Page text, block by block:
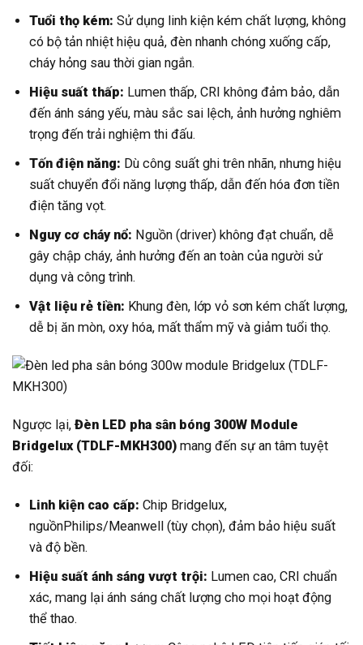
Tuổi thọ kém: Sử dụng linh kiện kém chất lượng, không
có bộ tản nhiệt hiệu quả, đèn nhanh chóng xuống cấp,
cháy hỏng sau thời gian ngắn.
Hiệu suất thấp: Lumen thấp, CRI không đảm bảo, dẫn
đến ánh sáng yếu, màu sắc sai lệch, ảnh hưởng nghiêm
trọng đến trải nghiệm thi đấu.
Tốn điện năng: Dù công suất ghi trên nhãn, nhưng hiệu
suất chuyển đổi năng lượng thấp, dẫn đến hóa đơn tiền
điện tăng vọt.
Nguy cơ cháy nổ: Nguồn (driver) không đạt chuẩn, dễ
gây chập cháy, ảnh hưởng đến an toàn của người sử
dụng và công trình.
Vật liệu rẻ tiền: Khung đèn, lớp vỏ sơn kém chất lượng,
dễ bị ăn mòn, oxy hóa, mất thẩm mỹ và giảm tuổi thọ.
Ngược lại, Đèn LED pha sân bóng 300W Module
Bridgelux (TDLF-MKH300) mang đến sự an tâm tuyệt
đối:
Linh kiện cao cấp: Chip Bridgelux,
nguồnPhilips/Meanwell (tùy chọn), đảm bảo hiệu suất
và độ bền.
Hiệu suất ánh sáng vượt trội: Lumen cao, CRI chuẩn
xác, mang lại ánh sáng chất lượng cho mọi hoạt động
thể thao.